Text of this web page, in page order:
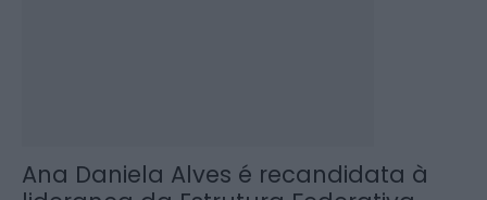
Ana Daniela Alves é recandidata à